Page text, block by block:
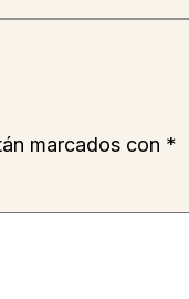
marcados con *